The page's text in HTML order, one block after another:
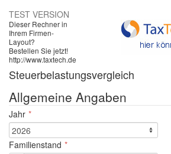
TEST VERSION
Dieser Rechner in
Ihrem Firmen-
Layout?
Bestellen Sie jetzt!
http://www.taxtech.de
Steuerbelastungsvergleich
Allgemeine Angaben
Jahr
Familienstand